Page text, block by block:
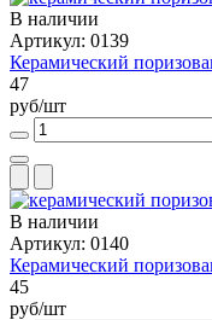
В наличии
Артикул: 0139
Керамический
47
руб/шт
В наличии
Артикул: 0140
Керамический
45
руб/шт